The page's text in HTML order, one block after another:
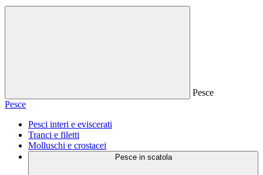
Pesce
Pesce
Pesci interi e eviscerati
Tranci e filetti
Molluschi e crostacei
Pesce in scatola